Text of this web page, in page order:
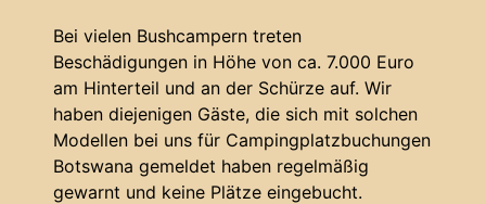
Bei vielen Bushcampern treten
Beschädigungen in Höhe von ca. 7.000 Euro
am Hinterteil und an der Schürze auf. Wir
haben diejenigen Gäste, die sich mit solchen
Modellen bei uns für Campingplatzbuchungen
Botswana gemeldet haben regelmäßig
gewarnt und keine Plätze eingebucht.